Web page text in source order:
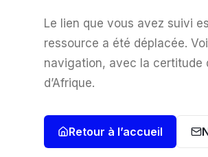
Le lien que vous avez suivi
ressource a été déplacée.
navigation, avec la certitude
d’Afrique.
Retour à l’accueil